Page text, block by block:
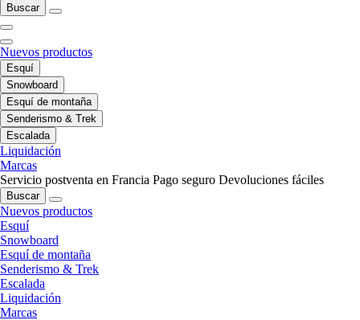
Buscar
Nuevos productos
Esquí
Snowboard
Esquí de montaña
Senderismo & Trek
Escalada
Liquidación
Marcas
Servicio postventa en Francia Pago seguro Devoluciones fáciles
Buscar
Nuevos productos
Esquí
Snowboard
Esquí de montaña
Senderismo & Trek
Escalada
Liquidación
Marcas